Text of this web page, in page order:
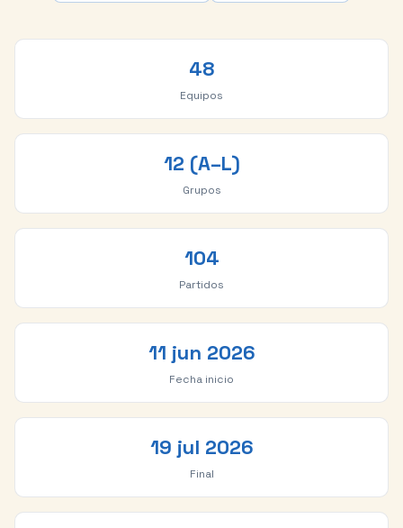
48
Equipos
12 (A–L)
Grupos
104
Partidos
11 jun 2026
Fecha inicio
19 jul 2026
Final